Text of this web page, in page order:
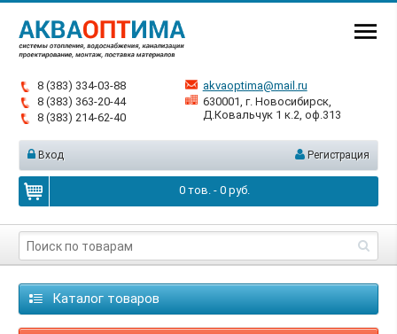
8 (383) 334-03-88
8 (383) 363-20-44
8 (383) 214-62-40
akvaoptima@mail.ru
630001, г. Новосибирск,
Д.Ковальчук 1 к.2, оф.313
Вход Регистрация
0тов. - 0руб.
Каталог товаров